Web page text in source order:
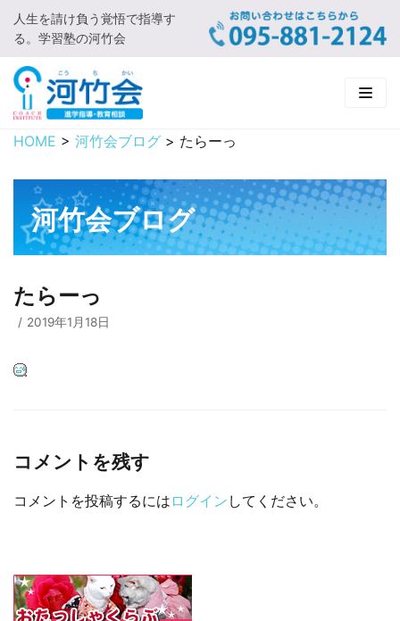
コ
ン
テ
ン
ツ
に
キ
プ
人生を請け負う覚悟で指導す
る。学習塾の河竹会
HOME
新着情報
□ お知らせ
河竹会について
□ 河竹会について
□ 小学部
実 績
HOME > 河竹会ブログ > たらーっ
河竹会ブログ
たらーっ
2019年1月18日
コメントを残す
コメントを投稿するには ログイン してください。